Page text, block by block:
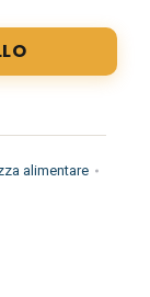
alimentare